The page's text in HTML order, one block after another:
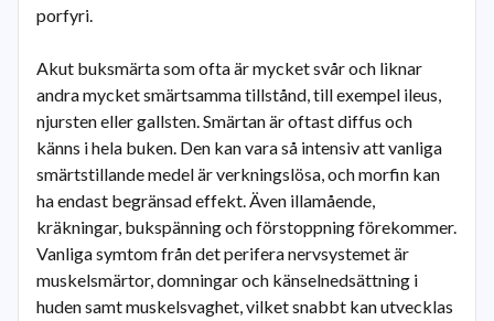
porfyri.
Akut buksmärta som ofta är mycket svår och liknar
andra mycket smärtsamma tillstånd, till exempel ileus,
njursten eller gallsten. Smärtan är oftast diffus och
känns i hela buken. Den kan vara så intensiv att vanliga
smärtstillande medel är verkningslösa, och morfin kan
ha endast begränsad effekt. Även illamående,
kräkningar, bukspänning och förstoppning förekommer.
Vanliga symtom från det perifera nervsystemet är
muskelsmärtor, domningar och känselnedsättning i
huden samt muskelsvaghet, vilket snabbt kan utvecklas